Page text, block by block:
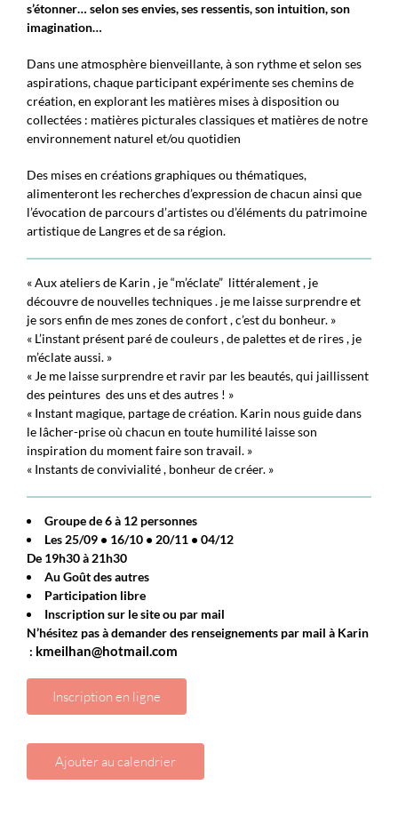
s’étonner… selon ses envies, ses ressentis, son intuition, son
imagination…
Dans une atmosphère bienveillante, à son rythme et selon ses
aspirations, chaque participant expérimente ses chemins de
création, en explorant les matières mises à disposition ou
collectées : matières picturales classiques et matières de notre
environnement naturel et/ou quotidien
Des mises en créations graphiques ou thématiques,
alimenteront les recherches d’expression de chacun ainsi que
l’évocation de parcours d’artistes ou d’éléments du patrimoine
artistique de Langres et de sa région.
« Aux ateliers de Karin , je “m’éclate” littéralement , je
découvre de nouvelles techniques . je me laisse surprendre et
je sors enfin de mes zones de confort , c’est du bonheur. »
« L’instant présent paré de couleurs , de palettes et de rires , je
m’éclate aussi. »
« Je me laisse surprendre et ravir par les beautés, qui jaillissent
des peintures des uns et des autres ! »
« Instant magique, partage de création. Karin nous guide dans
le lâcher-prise où chacun en toute humilité laisse son
inspiration du moment faire son travail. »
« Instants de convivialité , bonheur de créer. »
Groupe de 6 à 12 personnes
Les 25/09 • 16/10 • 20/11 • 04/12
De 19h30 à 21h30
Au Goût des autres
Participation libre
Inscription sur le site ou par mail
N’hésitez pas à demander des renseignements par mail à Karin
: kmeilhan@hotmail.com
Inscription en ligne
Ajouter au calendrier